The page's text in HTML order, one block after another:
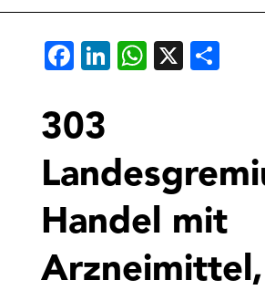
Facebook
LinkedIn
X
303
Handel mit
Arzneimittel,